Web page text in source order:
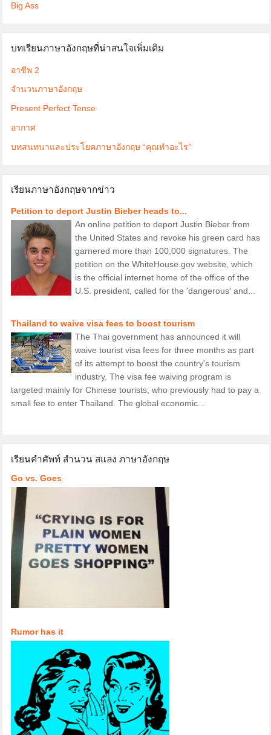
Big Ass
บทเรียนภาษาอังกฤษที่น่าสนใจเพิ่มเติม
อาชีพ 2
จำนวนภาษาอังกฤษ
Present Perfect Tense
อากาศ
บทสนทนาและประโยคภาษาอังกฤษ “คุณทำอะไร”
เรียนภาษาอังกฤษจากข่าว
Petition to deport Justin Bieber heads to...
An online petition to deport Justin Bieber from
the United States and revoke his green card has
garnered more than 100,000 signatures. The
petition on the WhiteHouse.gov website, which
is the official internet home of the office of the
U.S. president, called for the 'dangerous' and...
Thailand to waive visa fees to boost tourism
The Thai government has announced it will
waive tourist visa fees for three months as part
of its attempt to boost the country's tourism
industry. The visa fee waiving program is
targeted mainly for Chinese tourists, who previously had to pay a
small fee to enter Thailand. The global economic...
เรียนคำศัพท์ สำนวน สแลง ภาษาอังกฤษ
Go vs. Goes
Rumor has it